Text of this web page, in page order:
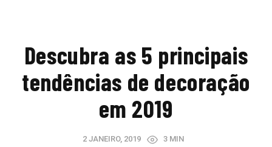
Descubra as 5 principais
tendências de decoração
em 2019
2 JANEIRO, 2019 3 MIN